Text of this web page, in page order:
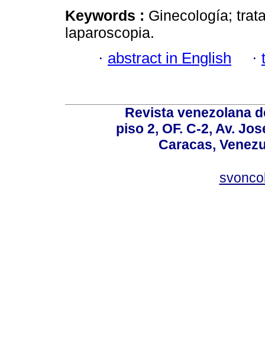
Keywords : Ginecología;
laparoscopia.
· abstract in English ·
Revista venezolana
piso 2, OF. C-2, Av.
Caracas,